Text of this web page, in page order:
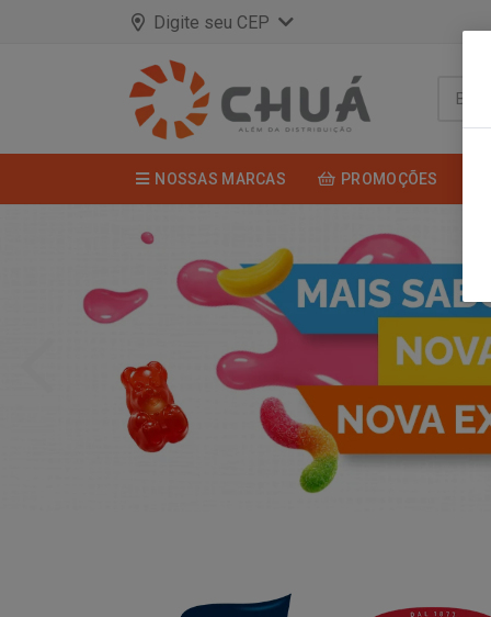
Digite seu CEP
NOSSAS MARCAS PROMOÇÕES